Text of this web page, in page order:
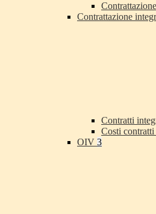
Contrattazione
Contratti
Costi
OIV 3